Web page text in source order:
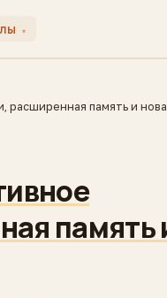
▾
память и
память